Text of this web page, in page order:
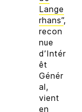
Lange
rhans”,
recon
nue
d’Intér
êt
Génér
al,
vient
en